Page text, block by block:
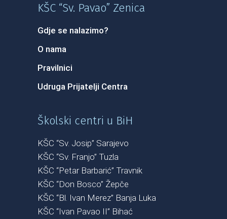
KŠC “Sv. Pavao” Zenica
Gdje se nalazimo?
O nama
Pravilnici
Udruga Prijatelji Centra
Školski centri u BiH
KŠC “Sv. Josip” Sarajevo
KŠC “Sv. Franjo” Tuzla
KŠC “Petar Barbarić” Travnik
KŠC “Don Bosco” Žepče
KŠC “Bl. Ivan Merez” Banja Luka
KŠC “Ivan Pavao II” Bihać